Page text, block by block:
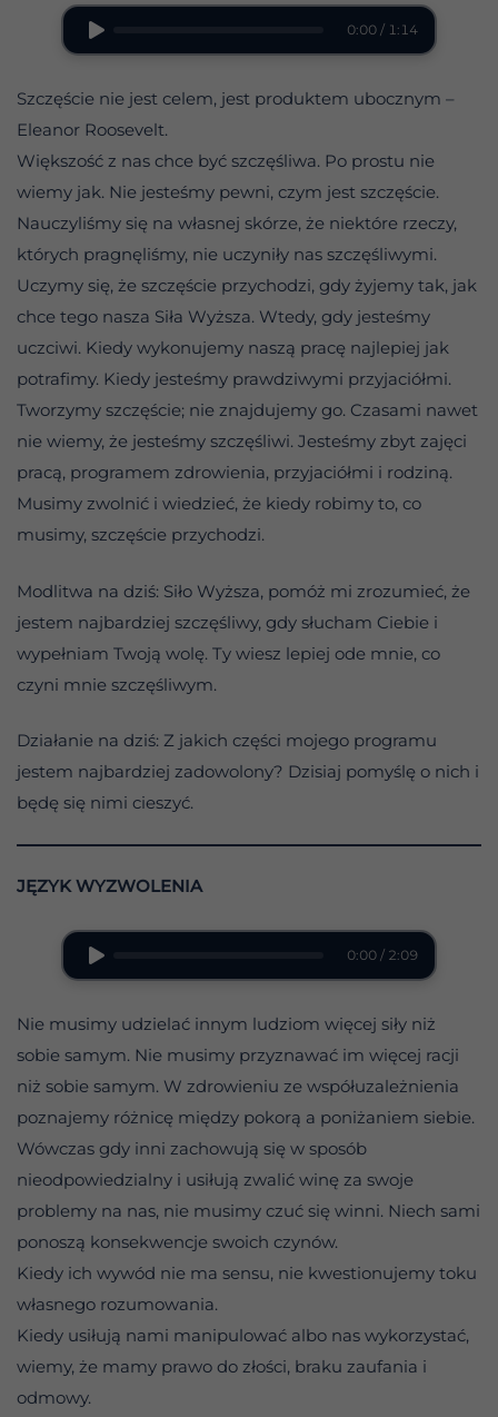
0:00 / 1:14
Szczęście nie jest celem, jest produktem ubocznym –
Eleanor Roosevelt.
Większość z nas chce być szczęśliwa. Po prostu nie
wiemy jak. Nie jesteśmy pewni, czym jest szczęście.
Nauczyliśmy się na własnej skórze, że niektóre rzeczy,
których pragnęliśmy, nie uczyniły nas szczęśliwymi.
Uczymy się, że szczęście przychodzi, gdy żyjemy tak, jak
chce tego nasza Siła Wyższa. Wtedy, gdy jesteśmy
uczciwi. Kiedy wykonujemy naszą pracę najlepiej jak
potrafimy. Kiedy jesteśmy prawdziwymi przyjaciółmi.
Tworzymy szczęście; nie znajdujemy go. Czasami nawet
nie wiemy, że jesteśmy szczęśliwi. Jesteśmy zbyt zajęci
pracą, programem zdrowienia, przyjaciółmi i rodziną.
Musimy zwolnić i wiedzieć, że kiedy robimy to, co
musimy, szczęście przychodzi.
Modlitwa na dziś: Siło Wyższa, pomóż mi zrozumieć, że
jestem najbardziej szczęśliwy, gdy słucham Ciebie i
wypełniam Twoją wolę. Ty wiesz lepiej ode mnie, co
czyni mnie szczęśliwym.
Działanie na dziś: Z jakich części mojego programu
jestem najbardziej zadowolony? Dzisiaj pomyślę o nich i
będę się nimi cieszyć.
JĘZYK WYZWOLENIA
0:00 / 2:09
Nie musimy udzielać innym ludziom więcej siły niż
sobie samym. Nie musimy przyznawać im więcej racji
niż sobie samym. W zdrowieniu ze współuzależnienia
poznajemy różnicę między pokorą a poniżaniem siebie.
Wówczas gdy inni zachowują się w sposób
nieodpowiedzialny i usiłują zwalić winę za swoje
problemy na nas, nie musimy czuć się winni. Niech sami
ponoszą konsekwencje swoich czynów.
Kiedy ich wywód nie ma sensu, nie kwestionujemy toku
własnego rozumowania.
Kiedy usiłują nami manipulować albo nas wykorzystać,
wiemy, że mamy prawo do złości, braku zaufania i
odmowy.